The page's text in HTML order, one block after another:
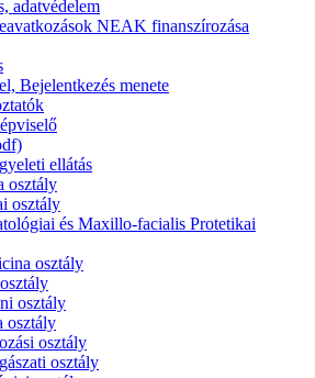
adatvédelem
NEAK finanszírozása
Bejelentkezés menete
ellátás
osztály
osztály
és Maxillo-facialis Protetikai
osztály
osztály
osztály
osztály
osztály